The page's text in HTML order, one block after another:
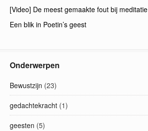
[Video] De meest gemaakte fout bij meditatie
Een blik in Poetin’s geest
Onderwerpen
Bewustzijn (23)
gedachtekracht (1)
geesten (5)